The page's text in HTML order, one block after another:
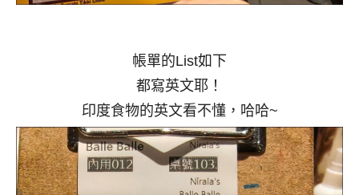
帳單的List如下
都寫英文耶！
印度食物的英文看不懂，哈哈~